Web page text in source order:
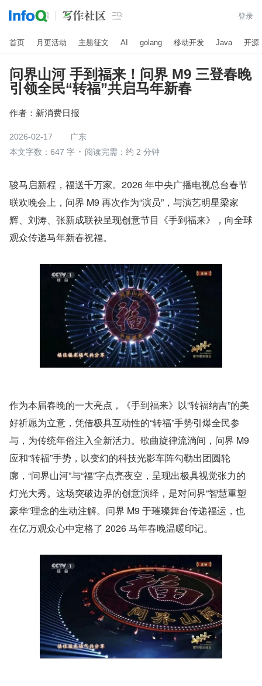
 登录
首页 月更活动 主题征文 AI golang 移动开发 Java 开源
问界山河 手到福来！问界 M9 三登春晚
引领全民“转福”共启马年新春
作者： 新消费日报
2026-02-17
广东
本文字数：647 字
阅读完需：约 2 分钟
骏马启新程，福送千万家。2026 年中央广播电视总台春节
联欢晚会上，问界 M9 再次作为“演员”，与演艺明星梁家
辉、刘涛、张新成联袂呈现创意节目《手到福来》，向全球
观众传递马年新春祝福。
作为本届春晚的一大亮点，《手到福来》以“转福纳吉”的美
好祈愿为立意，凭借极具互动性的“转福”手势引爆全民参
与，为传统年俗注入全新活力。歌曲旋律流淌间，问界 M9
应和“转福”手势，以变幻的科技光影车阵勾勒出团圆轮
廓，“问界山河”与“福”字点亮夜空，呈现出极具视觉张力的
灯光大秀。这场突破边界的创意演绎，是对问界“智慧重塑
豪华”理念的生动注解。问界 M9 于璀璨舞台传递福运，也
在亿万观众心中定格了 2026 马年春晚温暖印记。